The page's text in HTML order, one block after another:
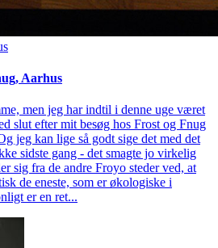
Aarhus
men jeg har indtil i denne uge været
slut efter mit besøg hos Frost og Fnug
jeg kan lige så godt sige det med det
sidste gang - det smagte jo virkelig
sig fra de andre Froyo steder ved, at
de eneste, som er økologiske i
er en ret...